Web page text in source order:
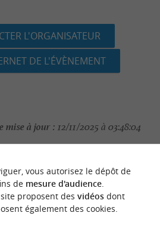
L'ORGANISATEUR
DE L'ÉVÈNEMENT
mise à jour : 12/11/2025 à 03:48:04
vous autorisez le dépôt de
de mesure d'audience.
proposent des vidéosdont
également des cookies.